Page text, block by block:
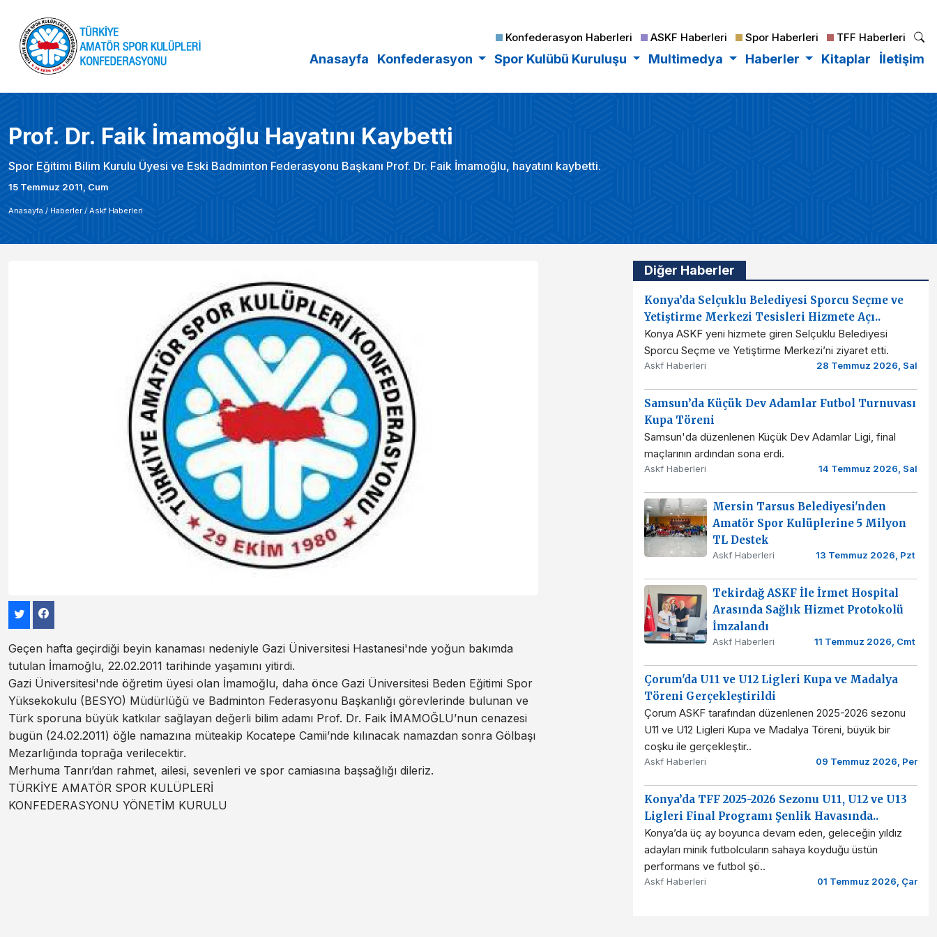
Konfederasyon Haberleri ASKF Haberleri Spor Haberleri TFF Haberleri
Anasayfa Konfederasyon Spor Kulübü Kuruluşu Multimedya Haberler Kitaplar İletişim
Prof. Dr. Faik İmamoğlu Hayatını Kaybetti
Spor Eğitimi Bilim Kurulu Üyesi ve Eski Badminton Federasyonu Başkanı Prof. Dr. Faik İmamoğlu, hayatını kaybetti.
15 Temmuz 2011, Cum
Anasayfa / Haberler / Askf Haberleri
Geçen hafta geçirdiği beyin kanaması nedeniyle Gazi Üniversitesi Hastanesi'nde yoğun bakımda
tutulan İmamoğlu, 22.02.2011 tarihinde yaşamını yitirdi.
Gazi Üniversitesi'nde öğretim üyesi olan İmamoğlu, daha önce Gazi Üniversitesi Beden Eğitimi Spor
Yüksekokulu (BESYO) Müdürlüğü ve Badminton Federasyonu Başkanlığı görevlerinde bulunan ve
Türk sporuna büyük katkılar sağlayan değerli bilim adamı Prof. Dr. Faik İMAMOĞLU’nun cenazesi
bugün (24.02.2011) öğle namazına müteakip Kocatepe Camii’nde kılınacak namazdan sonra Gölbaşı
Mezarlığında toprağa verilecektir.
Merhuma Tanrı’dan rahmet, ailesi, sevenleri ve spor camiasına başsağlığı dileriz.
TÜRKİYE AMATÖR SPOR KULÜPLERİ
KONFEDERASYONU YÖNETİM KURULU
Diğer Haberler
Konya’da Selçuklu Belediyesi Sporcu Seçme ve
Yetiştirme Merkezi Tesisleri Hizmete Açı..
Konya ASKF yeni hizmete giren Selçuklu Belediyesi
Sporcu Seçme ve Yetiştirme Merkezi’ni ziyaret etti.
Askf Haberleri 28 Temmuz 2026, Sal
Samsun’da Küçük Dev Adamlar Futbol Turnuvası
Kupa Töreni
Samsun'da düzenlenen Küçük Dev Adamlar Ligi, final
maçlarının ardından sona erdi.
Askf Haberleri 14 Temmuz 2026, Sal
Mersin Tarsus Belediyesi'nden
Amatör Spor Kulüplerine 5 Milyon
TL Destek
Askf Haberleri 13 Temmuz 2026, Pzt
Tekirdağ ASKF İle İrmet Hospital
Arasında Sağlık Hizmet Protokolü
İmzalandı
Askf Haberleri 11 Temmuz 2026, Cmt
Çorum'da U11 ve U12 Ligleri Kupa ve Madalya
Töreni Gerçekleştirildi
Çorum ASKF tarafından düzenlenen 2025-2026 sezonu
U11 ve U12 Ligleri Kupa ve Madalya Töreni, büyük bir
coşku ile gerçekleştir..
Askf Haberleri 09 Temmuz 2026, Per
Konya’da TFF 2025-2026 Sezonu U11, U12 ve U13
Ligleri Final Programı Şenlik Havasında..
Konya’da üç ay boyunca devam eden, geleceğin yıldız
adayları minik futbolcuların sahaya koyduğu üstün
performans ve futbol şö..
Askf Haberleri 01 Temmuz 2026, Çar